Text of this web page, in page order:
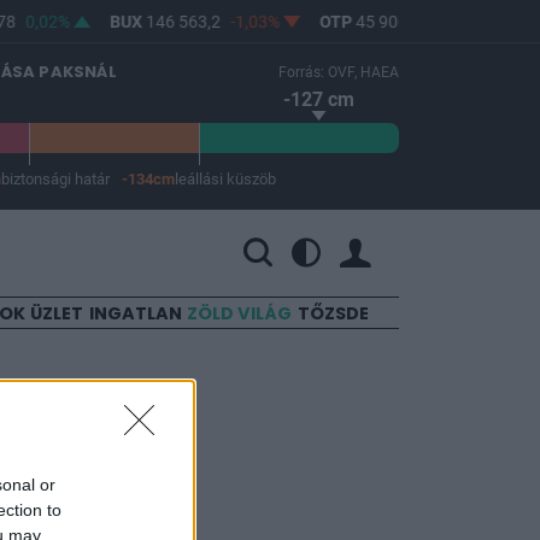
or
to
may
0,02% BUX146 563,2 -1,03% OTP45 900
PAKSNÁL Forrás: OVF, HAEA
-127 cm
biztonsági határ -134cm leállási küszöb
ÜZLET INGATLAN ZÖLD VILÁG TŐZSDE